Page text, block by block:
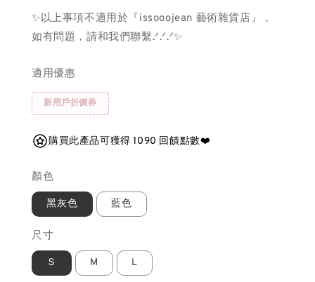
✨以上事項不適用於『issooojean 藝術雜貨店』，
如有問題，請和我們聯繫.ᐟ.ᐟ.ᐟ✨
適用優惠
新用戶折價券
購買此產品可獲得 1090 回饋點數❤️
顏色
黑灰色 藍色
尺寸
Ｓ M L